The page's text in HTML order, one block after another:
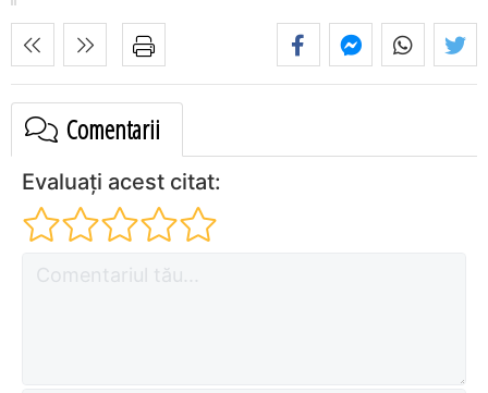
Comentarii
Evaluați acest citat: